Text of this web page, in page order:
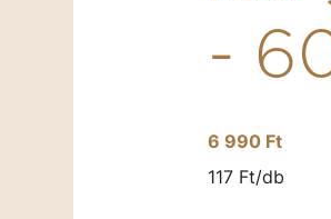
-
6 990 Ft
117 Ft/db